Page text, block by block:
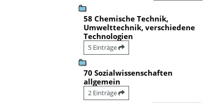
58 Chemische Technik,
Umwelttechnik, verschiedene
Technologien
5 Einträge
70 Sozialwissenschaften
allgemein
2 Einträge